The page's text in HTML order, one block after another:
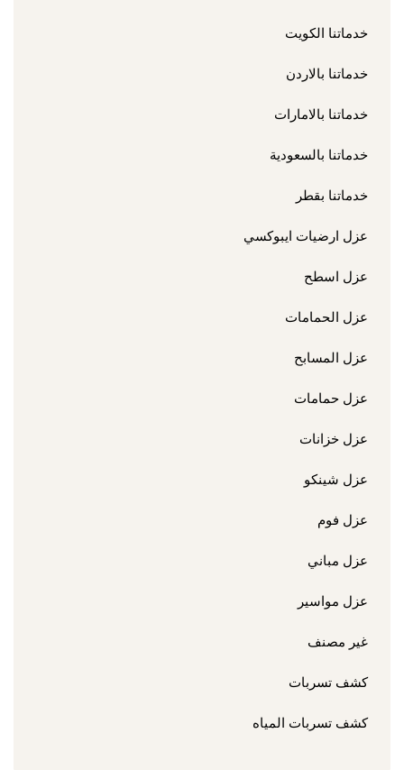
خدماتنا الكويت
خدماتنا بالاردن
خدماتنا بالامارات
خدماتنا بالسعودية
خدماتنا بقطر
عزل ارضيات ايبوكسي
عزل اسطح
عزل الحمامات
عزل المسابح
عزل حمامات
عزل خزانات
عزل شينكو
عزل فوم
عزل مباني
عزل مواسير
غير مصنف
كشف تسربات
كشف تسربات المياه